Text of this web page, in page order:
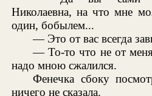
Николаевна, на что мне
один, бобылем...
— Это от вас всегда
— То-то что не от
надо мною сжалился.
Фенечка сбоку
ничего не сказала.